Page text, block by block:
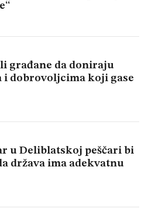
građane da doniraju
i dobrovoljcima koji gase
u Deliblatskoj peščari bi
država ima adekvatnu